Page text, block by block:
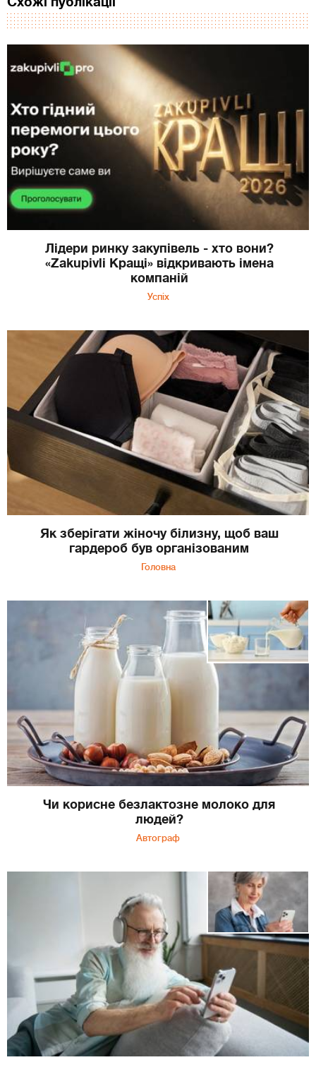
Лідери ринку закупівель - хто вони?
«Zakupivli Кращі» відкривають імена
компаній
Успіх
Як зберігати жіночу білизну, щоб ваш
гардероб був організованим
Головна
Чи корисне безлактозне молоко для
людей?
Автограф